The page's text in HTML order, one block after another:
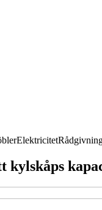
Elektricitet
kylskåps